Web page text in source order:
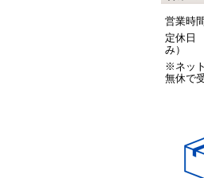
営業時
定休日
み）
※ネッ
無休で